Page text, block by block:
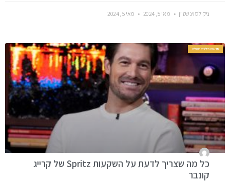
ניקולס וינשטיין מאי 5, 2024 מאי 5, 2024
חדשות סלבס בעולם
כל מה שצריך לדעת על השקעות Spritz של קרייג
קונבר